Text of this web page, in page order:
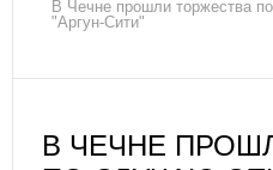
В Чечне прошли торжества
"Аргун-Сити"
В ЧЕЧНЕ